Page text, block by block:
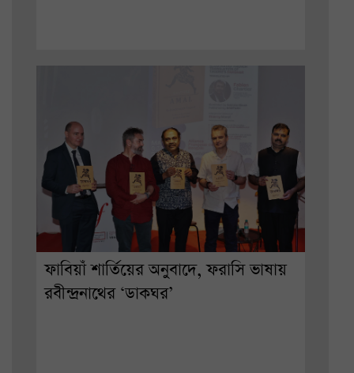
ফাবিয়াঁ শার্তিয়ের অনুবাদে, ফরাসি ভাষায়
রবীন্দ্রনাথের ‘ডাকঘর’